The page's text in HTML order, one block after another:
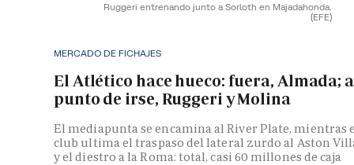
Ruggeri entrenando junto a Sorloth en Majadahonda.
(EFE)
MERCADO DE FICHAJES
El Atlético hace hueco: fuera, Almada; a
punto de irse, Ruggeri y Molina
El mediapunta se encamina al River Plate, mientras
club ultima el traspaso del lateral zurdo al Aston
y el diestro a la Roma: total, casi 60 millones de caja